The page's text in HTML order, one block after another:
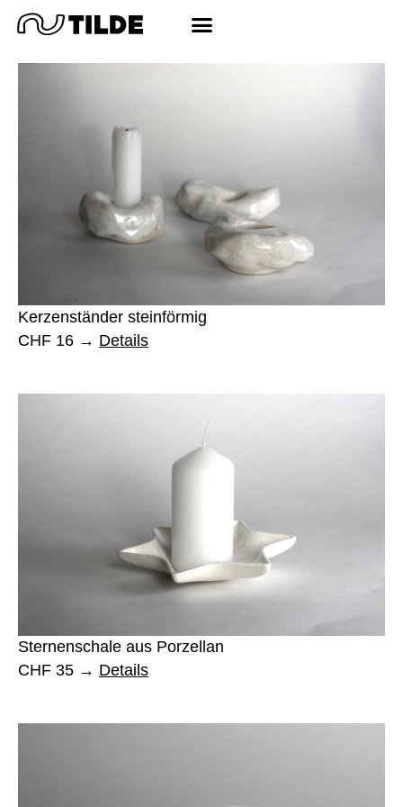
Kerzenständer steinförmig
CHF 16
Details
Sternenschale aus Porzellan
CHF 35
Details